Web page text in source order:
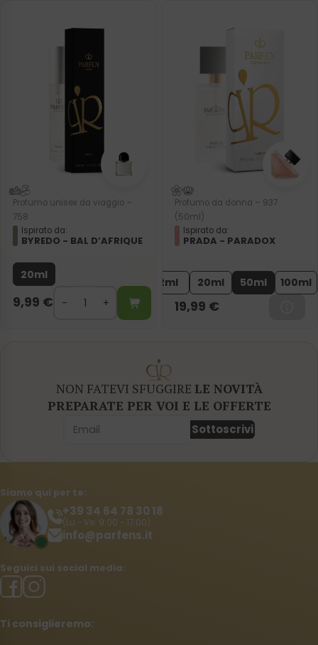
Profumo unisex da viaggio –
758
Ispirato da:
BYREDO - BAL D’AFRIQUE
20ml
9,99 €
Profumo da donna – 937
(50ml)
Ispirato da:
PRADA - PARADOX
2ml 20ml 50ml 100ml
19,99 €
NON FATEVI SFUGGIRE LE NOVITÀ
PREPARATE PER VOI E LE OFFERTE
Sottoscrivi
Siamo qui per te:
+39 34 64 78 30 18
(Lu - Ve: 9:00 - 17:00)
info@parfens.it
Seguici sui social media:
Ti consiglieremo: